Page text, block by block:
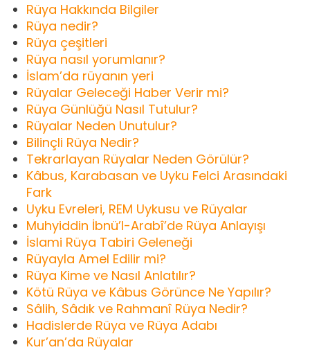
Rüya Hakkında Bilgiler
Rüya nedir?
Rüya çeşitleri
Rüya nasıl yorumlanır?
İslam’da rüyanın yeri
Rüyalar Geleceği Haber Verir mi?
Rüya Günlüğü Nasıl Tutulur?
Rüyalar Neden Unutulur?
Bilinçli Rüya Nedir?
Tekrarlayan Rüyalar Neden Görülür?
Kâbus, Karabasan ve Uyku Felci Arasındaki
Fark
Uyku Evreleri, REM Uykusu ve Rüyalar
Muhyiddin İbnü’l-Arabî’de Rüya Anlayışı
İslami Rüya Tabiri Geleneği
Rüyayla Amel Edilir mi?
Rüya Kime ve Nasıl Anlatılır?
Kötü Rüya ve Kâbus Görünce Ne Yapılır?
Sâlih, Sâdık ve Rahmanî Rüya Nedir?
Hadislerde Rüya ve Rüya Adabı
Kur’an’da Rüyalar